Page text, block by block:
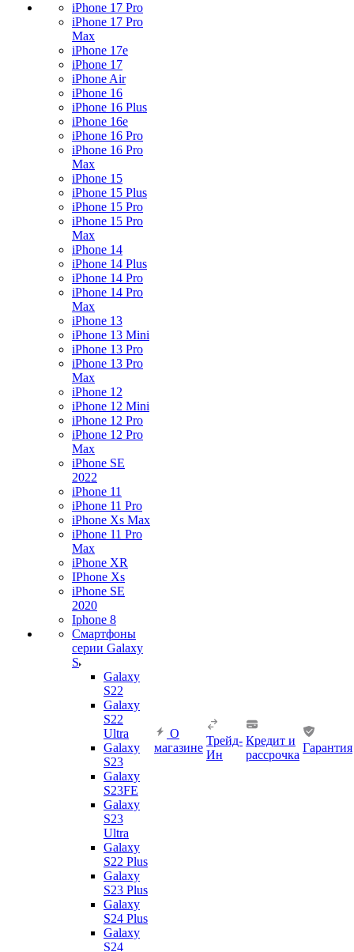
iPhone 17 Pro
iPhone 17 Pro
Max
iPhone 17e
iPhone 17
iPhone Air
iPhone 16
iPhone 16 Plus
iPhone 16e
iPhone 16 Pro
iPhone 16 Pro
Max
iPhone 15
iPhone 15 Plus
iPhone 15 Pro
iPhone 15 Pro
Max
iPhone 14
iPhone 14 Plus
iPhone 14 Pro
iPhone 14 Pro
Max
iPhone 13
iPhone 13 Mini
iPhone 13 Pro
iPhone 13 Pro
Max
iPhone 12
iPhone 12 Mini
iPhone 12 Pro
iPhone 12 Pro
Max
iPhone SE
2022
iPhone 11
iPhone 11 Pro
iPhone Xs Max
iPhone 11 Pro
Max
iPhone XR
IPhone Xs
iPhone SE
2020
Iphone 8
Смартфоны
серии Galaxy
S
Galaxy
S22
Galaxy
S22
Ultra
Galaxy
S23
Galaxy
S23FE
Galaxy
S23
Ultra
Galaxy
S22 Plus
Galaxy
S23 Plus
Galaxy
S24 Plus
Galaxy
S24
О
магазине
Трейд-
Ин
Кредит и
рассрочка
Гарантия